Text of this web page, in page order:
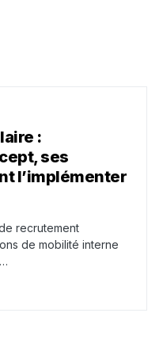
:
ses
l’implémenter
recrutement
de mobilité interne